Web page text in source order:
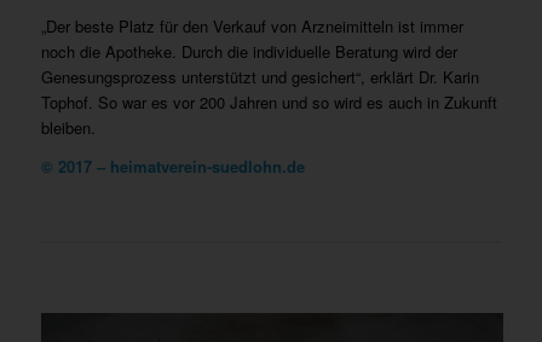
„Der beste Platz für den Verkauf von Arzneimitteln ist immer
noch die Apotheke. Durch die individuelle Beratung wird der
Genesungsprozess unterstützt und gesichert“, erklärt Dr. Karin
Tophof. So war es vor 200 Jahren und so wird es auch in Zukunft
bleiben.
© 2017 – heimatverein-suedlohn.de